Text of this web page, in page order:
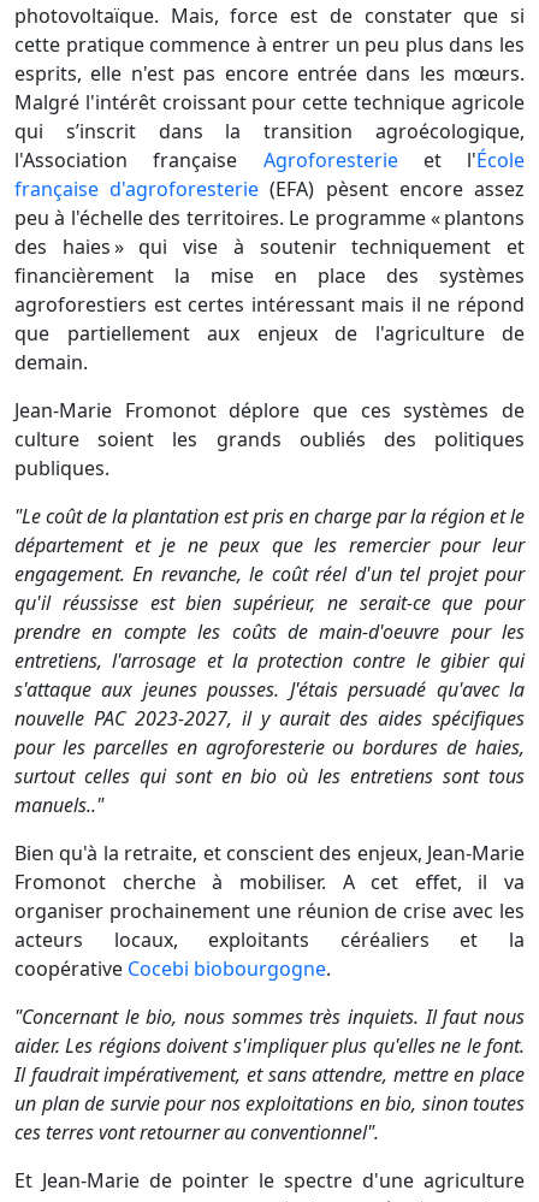
photovoltaïque. Mais, force est de constater que si
cette pratique commence à entrer un peu plus dans les
esprits, elle n'est pas encore entrée dans les mœurs.
Malgré l'intérêt croissant pour cette technique agricole
qui s’inscrit dans la transition agroécologique,
l'Association française Agroforesterieet l'École
française d'agroforesterie (EFA) pèsent encore assez
peu à l'échelle des territoires. Le programme « plantons
des haies » qui vise à soutenir techniquement et
financièrement la mise en place des systèmes
agroforestiers est certes intéressant mais il ne répond
que partiellement aux enjeux de l'agriculture de
demain.
Jean-Marie Fromonot déplore que ces systèmes de
culture soient les grands oubliés des politiques
publiques.
"Le coût de la plantation est pris en charge par la région et le
département et je ne peux que les remercier pour leur
engagement. En revanche, le coût réel d'un tel projet pour
qu'il réussisse est bien supérieur, ne serait-ce que pour
prendre en compte les coûts de main-d'oeuvre pour les
entretiens, l'arrosage et la protection contre le gibier qui
s'attaque aux jeunes pousses. J'étais persuadé qu'avec la
nouvelle PAC 2023-2027, il y aurait des aides spécifiques
pour les parcelles en agroforesterie ou bordures de haies,
surtout celles qui sont en bio où les entretiens sont tous
manuels.."
Bien qu'à la retraite, et conscient des enjeux, Jean-Marie
Fromonot cherche à mobiliser. A cet effet, il va
organiser prochainement une réunion de crise avec les
acteurs locaux, exploitants céréaliers et la
coopérative Cocebi biobourgogne.
"Concernant le bio, nous sommes très inquiets. Il faut nous
aider. Les régions doivent s'impliquer plus qu'elles ne le font.
Il faudrait impérativement, et sans attendre, mettre en place
un plan de survie pour nos exploitations en bio, sinon toutes
ces terres vont retourner au conventionnel".
Et Jean-Marie de pointer le spectre d'une agriculture